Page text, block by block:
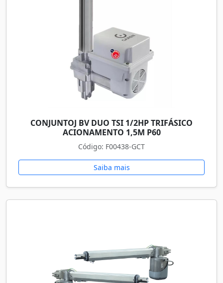
CONJUNTOJ BV DUO TSI 1/2HP TRIFÁSICO
ACIONAMENTO 1,5M P60
Código: F00438-GCT
Saiba mais